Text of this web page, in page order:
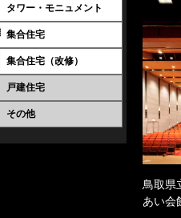
タワー・モニュメント
集合住宅
集合住宅（改修）
戸建住宅
その他
鳥取県
あい会